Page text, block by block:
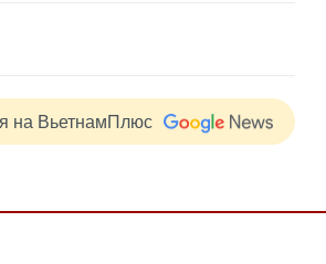
на ВьетнамПлюс